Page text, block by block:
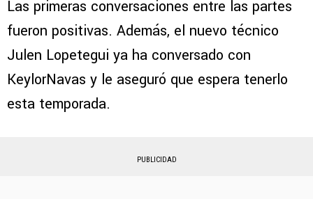
Las primeras conversaciones entre las partes
fueron positivas. Además, el nuevo técnico
Julen Lopetegui ya ha conversado con
KeylorNavas y le aseguró que espera tenerlo
esta temporada.
PUBLICIDAD